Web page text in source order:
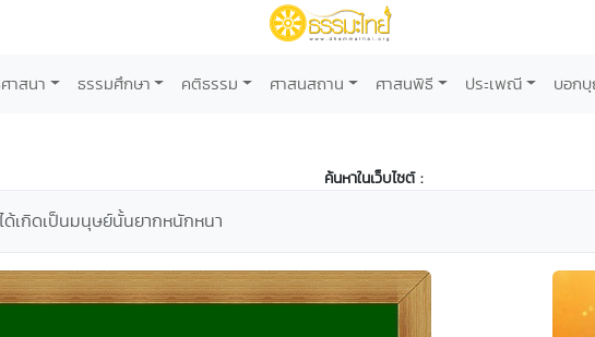
าสนา ธรรมศึกษา คติธรรม ศาสนสถาน ศาสนพิธี ประเพณี บอก
ค้นหาในเว็บไซต์ :
ด้เกิดเป็นมนุษย์นั้นยากหนักหนา